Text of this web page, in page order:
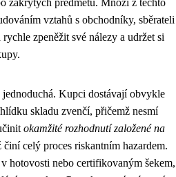
zakrytých předmětů. Mnozí z těchto
vztahů s obchodníky, sběrateli
zpeněžit své nálezy a udržet si
Kupci dostávají obvykle
skladu zvenčí, přičemž nesmí
okamžité rozhodnutí založené na
činí celý proces riskantním hazardem.
hotovosti nebo certifikovaným šekem,